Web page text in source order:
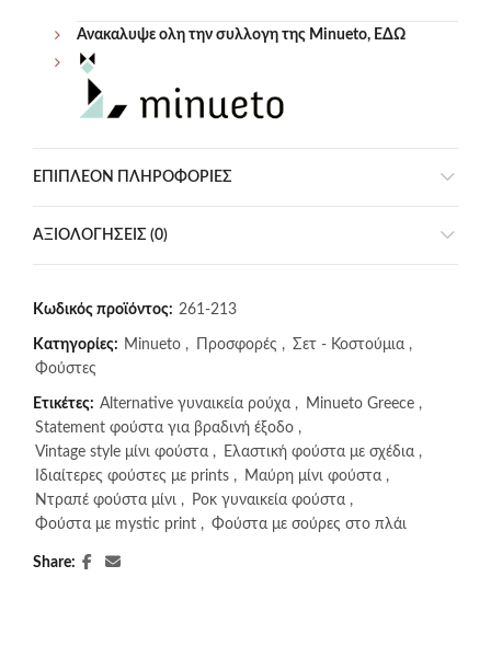
Ανακαλυψε ολη την συλλογη της Minueto, ΕΔΩ
ΕΠΙΠΛΈΟΝ ΠΛΗΡΟΦΟΡΊΕΣ
ΑΞΙΟΛΟΓΉΣΕΙΣ (0)
Κωδικός προϊόντος: 261-213
Κατηγορίες: Minueto , Προσφορές , Σετ - Κοστούμια ,
Φούστες
Ετικέτες: Alternative γυναικεία ρούχα , Minueto Greece ,
Statement φούστα για βραδινή έξοδο ,
Vintage style μίνι φούστα , Ελαστική φούστα με σχέδια ,
Ιδιαίτερες φούστες με prints , Μαύρη μίνι φούστα ,
Ντραπέ φούστα μίνι , Ροκ γυναικεία φούστα ,
Φούστα με mystic print , Φούστα με σούρες στο πλάι
Share